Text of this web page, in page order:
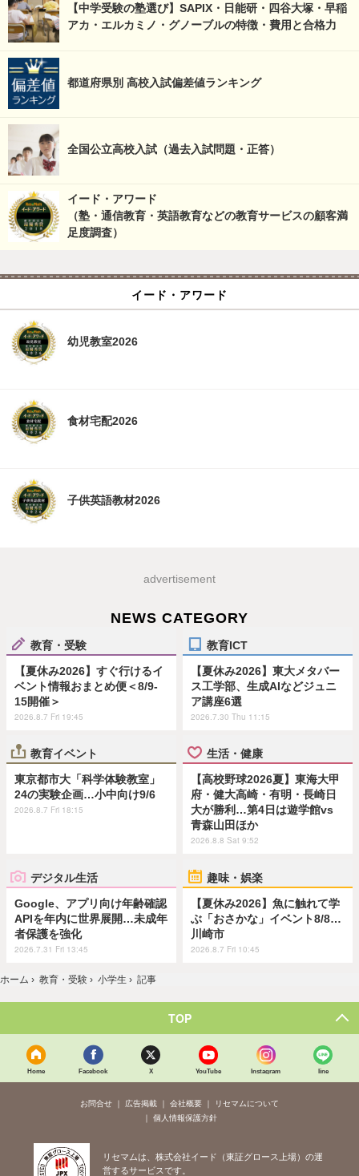
【中学受験の塾選び】SAPIX・日能研・四谷大塚・早稲
アカ・エルカミノ・グノーブルの特徴・費用と合格力
都道府県別 高校入試偏差値ランキング
全国公立高校入試（過去入試問題・正答）
イード・アワード
（塾・通信教育・英語教育などの教育サービスの顧客満
足度調査）
イード・アワード
幼児教室2026
食材宅配2026
子供英語教材2026
advertisement
NEWS CATEGORY
教育・受験
【夏休み2026】すぐ行けるイ
ベント情報おまとめ便＜8/9-
15開催＞
2026.8.7 Fri 19:45
教育ICT
【夏休み2026】東大メタバー
ス工学部、生成AIなどジュニ
ア講座6選
2026.7.30 Thu 11:15
教育イベント
東京都市大「科学体験教室」
24の実験企画…小中向け9/6
2026.8.7 Fri 18:15
生活・健康
【高校野球2026夏】東海大甲
府・健大高崎・有明・長崎日
大が勝利…第4日は遊学館vs
青森山田ほか
2026.8.8 Sat 9:52
デジタル生活
Google、アプリ向け年齢確認
APIを年内に世界展開…未成年
者保護を強化
2026.7.31 Fri 13:45
趣味・娯楽
【夏休み2026】魚に触れて学
ぶ「おさかな」イベント8/8…
川崎市
2026.8.7 Fri 10:45
ホーム › 教育・受験 › 小学生 › 記事
TOP
Home Facebook X YouTube Instagram line
お問合せ 広告掲載 会社概要
リセマムについて
個人情報保護方針
リセマムは、株式会社イード（東証グロース上場）の運
営するサービスです。